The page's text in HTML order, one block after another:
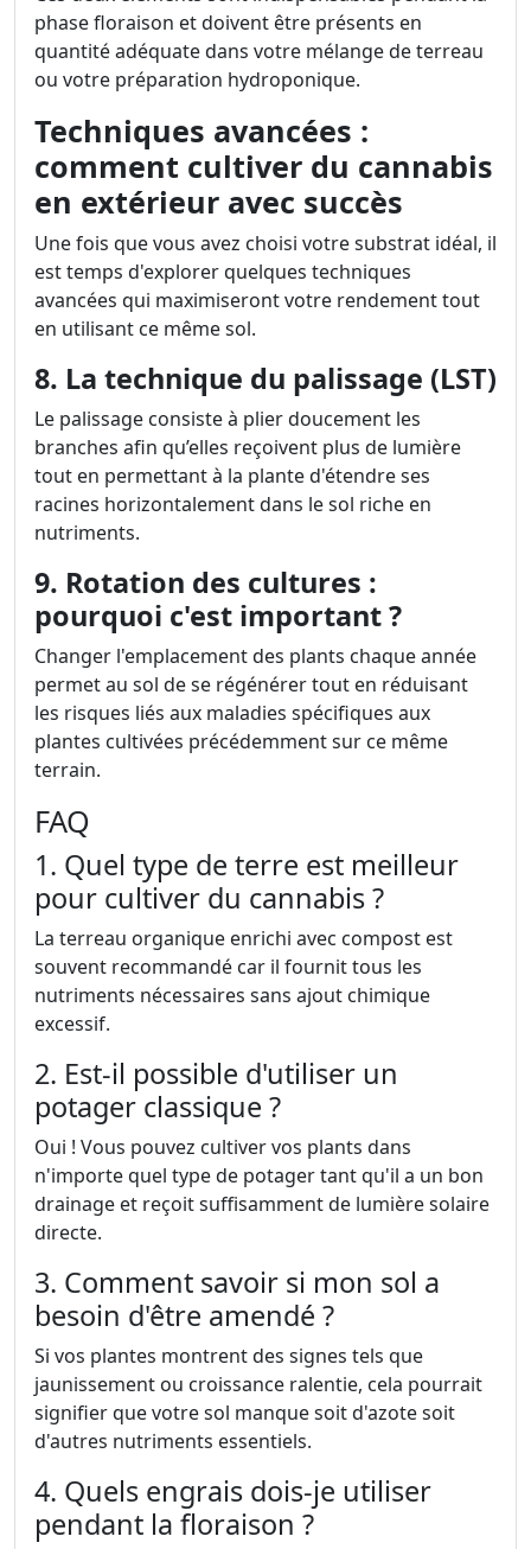
phase floraison et doivent être présents en
quantité adéquate dans votre mélange de terreau
ou votre préparation hydroponique.
Techniques avancées :
comment cultiver du cannabis
en extérieur avec succès
Une fois que vous avez choisi votre substrat idéal, il
est temps d'explorer quelques techniques
avancées qui maximiseront votre rendement tout
en utilisant ce même sol.
8. La technique du palissage (LST)
Le palissage consiste à plier doucement les
branches afin qu’elles reçoivent plus de lumière
tout en permettant à la plante d'étendre ses
racines horizontalement dans le sol riche en
nutriments.
9. Rotation des cultures :
pourquoi c'est important ?
Changer l'emplacement des plants chaque année
permet au sol de se régénérer tout en réduisant
les risques liés aux maladies spécifiques aux
plantes cultivées précédemment sur ce même
terrain.
FAQ
1. Quel type de terre est meilleur
pour cultiver du cannabis ?
La terreau organique enrichi avec compost est
souvent recommandé car il fournit tous les
nutriments nécessaires sans ajout chimique
excessif.
2. Est-il possible d'utiliser un
potager classique ?
Oui ! Vous pouvez cultiver vos plants dans
n'importe quel type de potager tant qu'il a un bon
drainage et reçoit suffisamment de lumière solaire
directe.
3. Comment savoir si mon sol a
besoin d'être amendé ?
Si vos plantes montrent des signes tels que
jaunissement ou croissance ralentie, cela pourrait
signifier que votre sol manque soit d'azote soit
d'autres nutriments essentiels.
4. Quels engrais dois-je utiliser
pendant la floraison ?